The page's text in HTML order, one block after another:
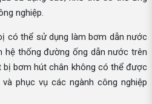
nghiệp.
có thể sử dụng làm bơm dẫn nước
hệ thống đường ống dẫn nước trên
bị bơm hút chân không có thể được
phục vụ các ngành công nghiệp